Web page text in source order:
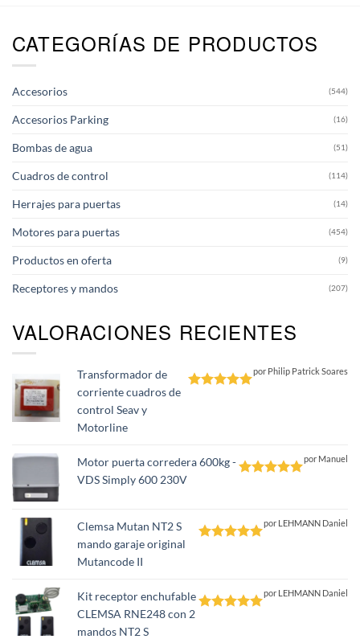
CATEGORÍAS DE PRODUCTOS
Accesorios (544)
Accesorios Parking (16)
Bombas de agua (51)
Cuadros de control (114)
Herrajes para puertas (14)
Motores para puertas (454)
Productos en oferta (9)
Receptores y mandos (207)
VALORACIONES RECIENTES
Transformador de
corriente cuadros de
control Seav y
Motorline
por Philip Patrick Soares
Motor puerta corredera 600kg -
VDS Simply 600 230V
por Manuel
Clemsa Mutan NT2 S
mando garaje original
Mutancode II
por LEHMANN Daniel
Kit receptor enchufable
CLEMSA RNE248 con 2
mandos NT2 S
por LEHMANN Daniel